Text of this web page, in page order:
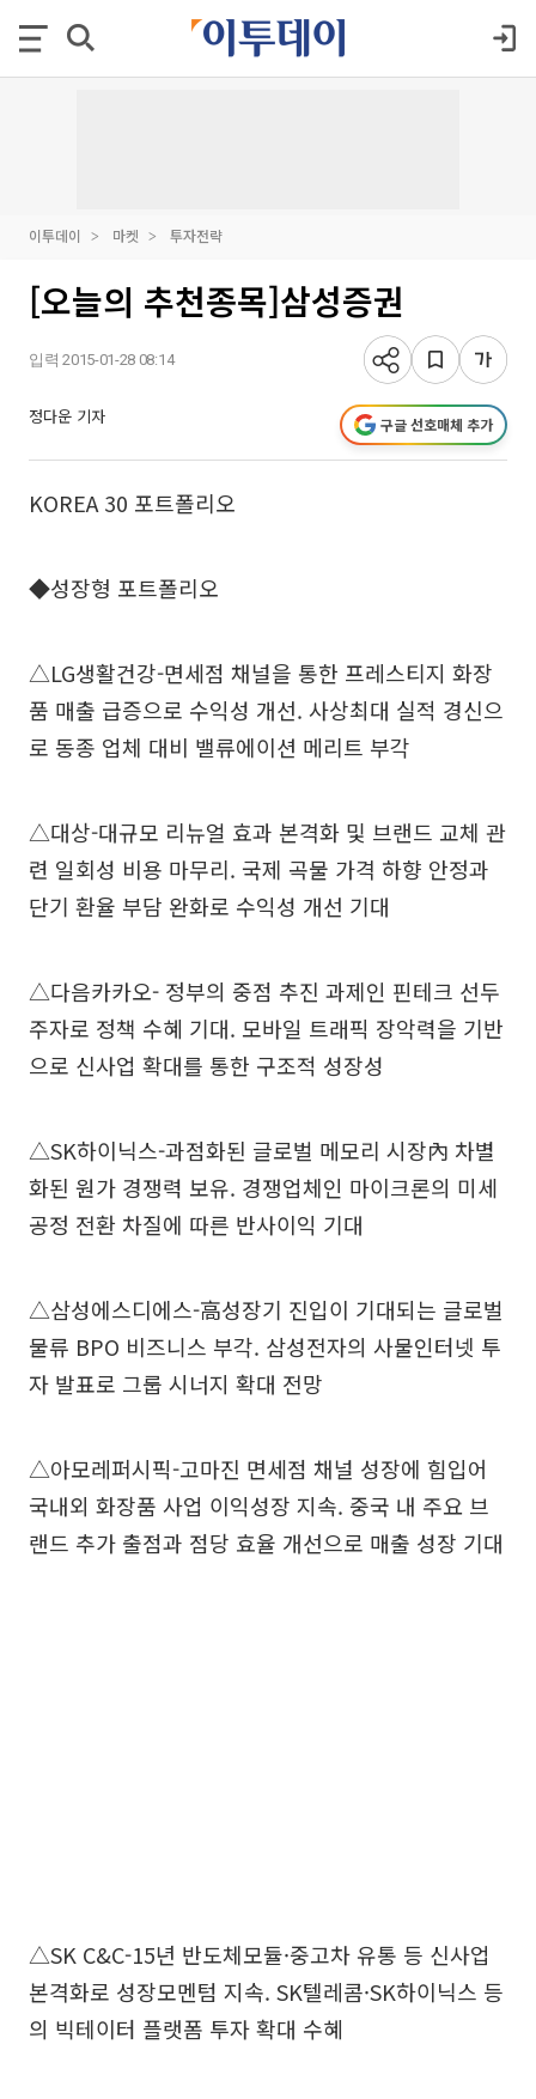
이투데이 마켓 투자전략
[오늘의 추천종목]삼성증권
입력 2015-01-28 08:14
정다운 기자 구글 선호매체 추가
KOREA 30 포트폴리오
◆성장형 포트폴리오
△LG생활건강-면세점 채널을 통한 프레스티지 화장
품 매출 급증으로 수익성 개선. 사상최대 실적 경신으
로 동종 업체 대비 밸류에이션 메리트 부각
△대상-대규모 리뉴얼 효과 본격화 및 브랜드 교체 관
련 일회성 비용 마무리. 국제 곡물 가격 하향 안정과
단기 환율 부담 완화로 수익성 개선 기대
△다음카카오- 정부의 중점 추진 과제인 핀테크 선두
주자로 정책 수혜 기대. 모바일 트래픽 장악력을 기반
으로 신사업 확대를 통한 구조적 성장성
△SK하이닉스-과점화된 글로벌 메모리 시장內 차별
화된 원가 경쟁력 보유. 경쟁업체인 마이크론의 미세
공정 전환 차질에 따른 반사이익 기대
△삼성에스디에스-高성장기 진입이 기대되는 글로벌
물류 BPO 비즈니스 부각. 삼성전자의 사물인터넷 투
자 발표로 그룹 시너지 확대 전망
△아모레퍼시픽-고마진 면세점 채널 성장에 힘입어
국내외 화장품 사업 이익성장 지속. 중국 내 주요 브
랜드 추가 출점과 점당 효율 개선으로 매출 성장 기대
△SK C&C-15년 반도체모듈·중고차 유통 등 신사업
본격화로 성장모멘텀 지속. SK텔레콤·SK하이닉스 등
의 빅테이터 플랫폼 투자 확대 수혜